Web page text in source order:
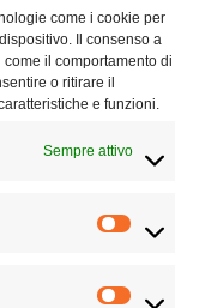
come i cookie per
Il consenso a
il comportamento di
o ritirare il
e funzioni.
Sempre attivo
in quanto viene
considerarsi un